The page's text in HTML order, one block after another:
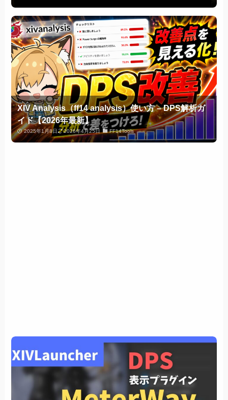
XIV Analysis（ff14 analysis）使い方 – DPS解析ガ
イド【2026年最新】
2025年1月8日 2026年4月25日 FF14Tools